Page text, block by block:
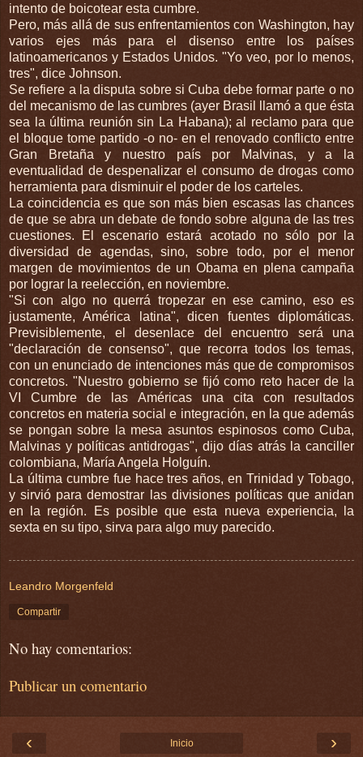
intento de boicotear esta cumbre.
Pero, más allá de sus enfrentamientos con Washington, hay
varios ejes más para el disenso entre los países
latinoamericanos y Estados Unidos. "Yo veo, por lo menos,
tres", dice Johnson.
Se refiere a la disputa sobre si Cuba debe formar parte o no
del mecanismo de las cumbres (ayer Brasil llamó a que ésta
sea la última reunión sin La Habana); al reclamo para que
el bloque tome partido -o no- en el renovado conflicto entre
Gran Bretaña y nuestro país por Malvinas, y a la
eventualidad de despenalizar el consumo de drogas como
herramienta para disminuir el poder de los carteles.
La coincidencia es que son más bien escasas las chances
de que se abra un debate de fondo sobre alguna de las tres
cuestiones. El escenario estará acotado no sólo por la
diversidad de agendas, sino, sobre todo, por el menor
margen de movimientos de un Obama en plena campaña
por lograr la reelección, en noviembre.
"Si con algo no querrá tropezar en ese camino, eso es
justamente, América latina", dicen fuentes diplomáticas.
Previsiblemente, el desenlace del encuentro será una
"declaración de consenso", que recorra todos los temas,
con un enunciado de intenciones más que de compromisos
concretos. "Nuestro gobierno se fijó como reto hacer de la
VI Cumbre de las Américas una cita con resultados
concretos en materia social e integración, en la que además
se pongan sobre la mesa asuntos espinosos como Cuba,
Malvinas y políticas antidrogas", dijo días atrás la canciller
colombiana, María Angela Holguín.
La última cumbre fue hace tres años, en Trinidad y Tobago,
y sirvió para demostrar las divisiones políticas que anidan
en la región. Es posible que esta nueva experiencia, la
sexta en su tipo, sirva para algo muy parecido.
Leandro Morgenfeld
Compartir
No hay comentarios:
Publicar un comentario
‹ ›
Inicio